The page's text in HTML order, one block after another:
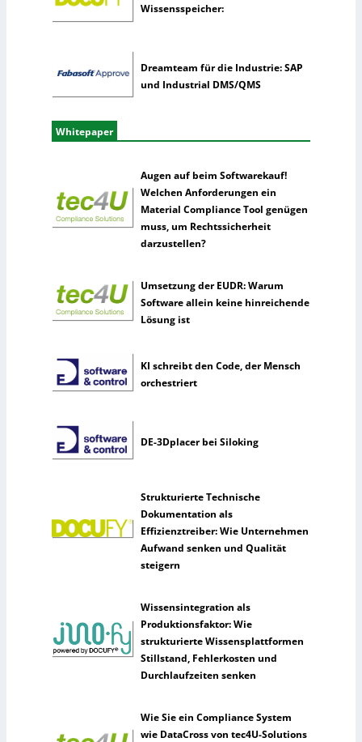
Wissensspeicher:
Dreamteam für die Industrie: SAP
und Industrial DMS/QMS
Whitepaper
Augen auf beim Softwarekauf!
Welchen Anforderungen ein
Material Compliance Tool genügen
muss, um Rechtssicherheit
darzustellen?
Umsetzung der EUDR: Warum
Software allein keine hinreichende
Lösung ist
KI schreibt den Code, der Mensch
orchestriert
DE-3Dplacer bei Siloking
Strukturierte Technische
Dokumentation als
Effizienztreiber: Wie Unternehmen
Aufwand senken und Qualität
steigern
Wissensintegration als
Produktionsfaktor: Wie
strukturierte Wissensplattformen
Stillstand, Fehlerkosten und
Durchlaufzeiten senken
Wie Sie ein Compliance System
wie DataCross von tec4U-Solutions